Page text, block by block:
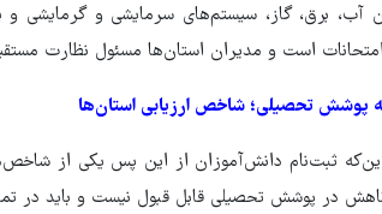
آب، برق، گاز، سیستم‌های سرمایشی و گرمایشی
است و مدیران استان‌ها مسئول نظارت
پوشش تحصیلی؛ شاخص ارزیابی استان‌ها
ثبت‌نام دانش‌آموزان از این پس یکی از
در پوشش تحصیلی قابل قبول نیست و باید در
هماهنگی محور مقاومت، آمریکا
در منطقه درمانده کرد